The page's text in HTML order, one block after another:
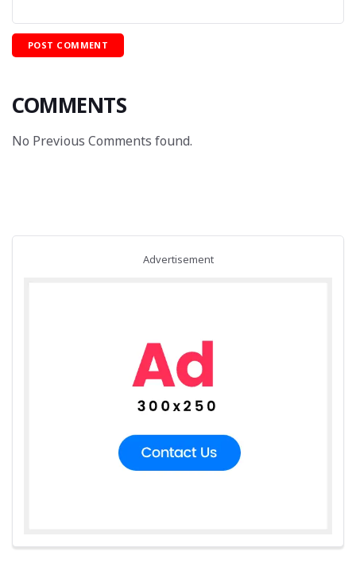
COMMENTS
No Previous Comments found.
Advertisement